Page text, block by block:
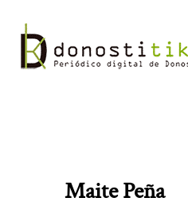
contenido
Maite Peña